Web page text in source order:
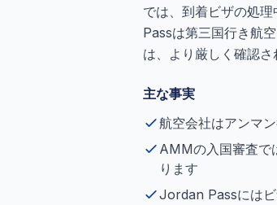
では、到着ビザの処
Passは第三国行き航
は、より厳しく確認さ
主な事実
航空会社はアンマ
AMMの入国審査で
ります
Jordan Passにはビ